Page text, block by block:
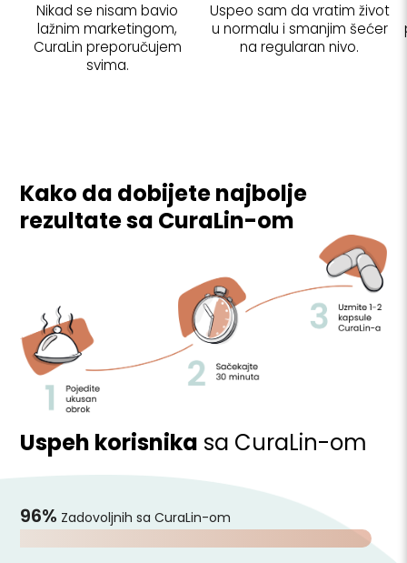
Nikad se nisam bavio
lažnim marketingom,
CuraLin preporučujem
svima.
Uspeo sam da vratim život
u normalu i smanjim šećer
na regularan nivo.
Kako da dobijete najbolje
rezultate sa CuraLin-om
Uspeh korisnika sa CuraLin-om
96% Zadovoljnih sa CuraLin-om